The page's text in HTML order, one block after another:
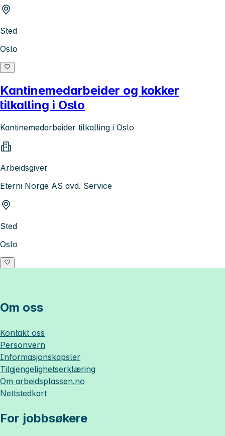
Sted
Oslo
Kantinemedarbeider og kokker
tilkalling i Oslo
Kantinemedarbeider tilkalling i Oslo
Arbeidsgiver
Eterni Norge AS avd. Service
Sted
Oslo
Om oss
Kontakt oss
Personvern
Informasjonskapsler
Tilgjengelighetserklæring
Om arbeidsplassen.no
Nettstedkart
For jobbsøkere